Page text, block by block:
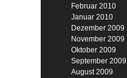
Februar 2010
Januar 2010
Dezember 2009
November 2009
Oktober 2009
September 2009
August 2009